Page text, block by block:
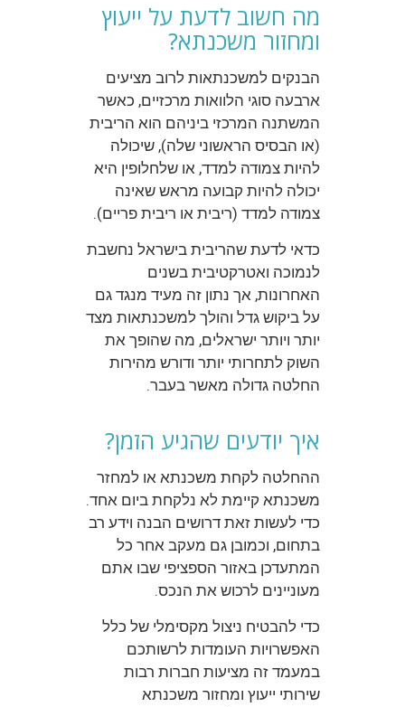
מה חשוב לדעת על ייעוץ
ומחזור משכנתא?
הבנקים למשכנתאות לרוב מציעים
ארבעה סוגי הלוואות מרכזיים, כאשר
המשתנה המרכזי ביניהם הוא הריבית
(או הבסיס הראשוני שלה), שיכולה
להיות צמודה למדד, או שלחלופין היא
יכולה להיות קבועה מראש שאינה
צמודה למדד (ריבית או ריבית פריים).
כדאי לדעת שהריבית בישראל נחשבת
לנמוכה ואטרקטיבית בשנים
האחרונות, אך נתון זה מעיד מנגד גם
על ביקוש גדל והולך למשכנתאות מצד
יותר ויותר ישראלים, מה שהופך את
השוק לתחרותי יותר ודורש מהירות
החלטה גדולה מאשר בעבר.
איך יודעים שהגיע הזמן?
ההחלטה לקחת משכנתא או למחזר
משכנתא קיימת לא נלקחת ביום אחד.
כדי לעשות זאת דרושים הבנה וידע רב
בתחום, וכמובן גם מעקב אחר כל
המתעדכן באזור הספציפי שבו אתם
מעוניינים לרכוש את הנכס.
כדי להבטיח ניצול מקסימלי של כלל
האפשרויות העומדות לרשותכם
במעמד זה מציעות חברות רבות
שירותי ייעוץ ומחזור משכנתא